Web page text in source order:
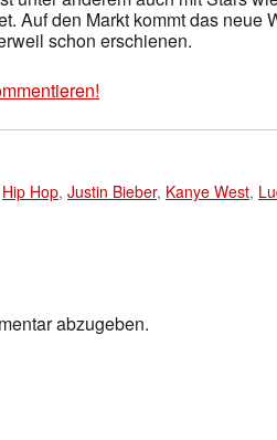
Auf den Markt kommt das neue
schon erschienen.
Hip Hop, Justin Bieber, Kanye West,
abzugeben.